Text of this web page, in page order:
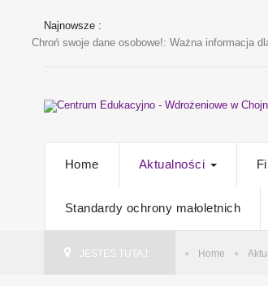
Najnowsze :
Chroń swoje dane osobowe!: Ważna informacja
Home Aktualności
Standardy ochrony małoletnich
JESTEŚ TUTAJ: Home